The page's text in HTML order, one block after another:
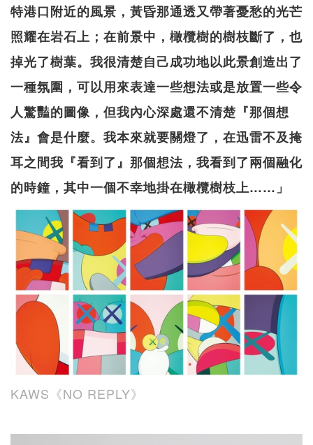
特港口附近的風景，黃昏那通透又帶著憂愁的光芒
照耀在岩石上；在前景中，橄欖樹的樹枝斷了，也
掉光了樹葉。我很清楚自己成功地以此景創造出了
一種氛圍，可以用來表達一些想法或是放置一些令
人驚豔的圖像，但我內心深處還不清楚『那個想
法』會是什麼。我本來就要關燈了，在迅雷不及掩
耳之間我『看到了』那個想法，我看到了兩個融化
的時鐘，其中一個不幸地掛在橄欖樹枝上……」
KAWS《NO REPLY》